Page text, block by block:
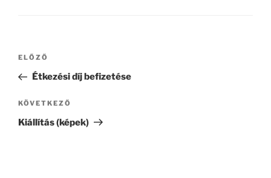
Bejegyzés
navigáció
Korábbi
bejegyzés
ELŐZŐ
Étkezési díj befizetése
Következő
bejegyzés
KÖVETKEZŐ
Kiállítás (képek)